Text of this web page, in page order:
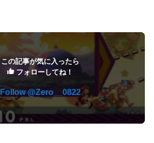
この記事が気に入ったら
フォローしてね！
Follow @Zero__0822